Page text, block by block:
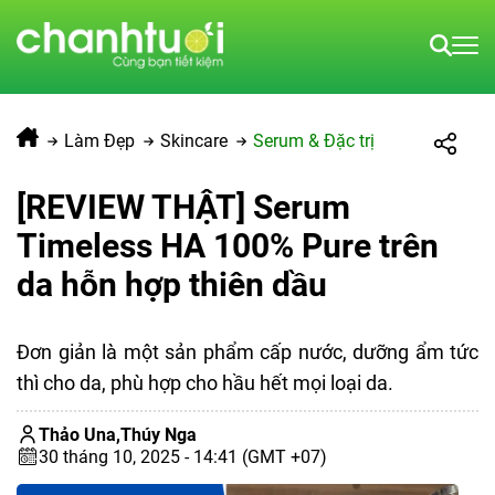
Làm Đẹp Skincare Serum & Đặc trị
[REVIEW THẬT] Serum
Timeless HA 100% Pure trên
da hỗn hợp thiên dầu
Đơn giản là một sản phẩm cấp nước, dưỡng ẩm tức
thì cho da, phù hợp cho hầu hết mọi loại da.
Thảo Una,Thúy Nga
30 tháng 10, 2025 - 14:41 (GMT +07)